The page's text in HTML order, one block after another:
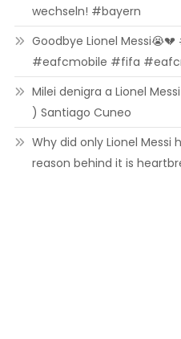
wechseln! #bayern
Goodbye Lionel
#eafcmobile #fifa
Milei denigra a Lionel
) Santiago Cuneo
Why did only Lionel Messi
reason behind it is